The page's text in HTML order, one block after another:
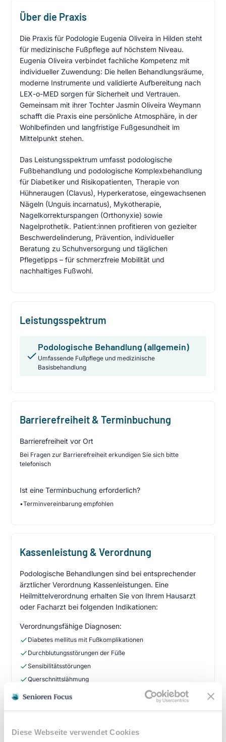
Diese Webseite verwendet Cookies
Über die Praxis
Die Praxis für Podologie Eugenia Oliveira in Hilden steht
für medizinische Fußpflege auf höchstem Niveau.
Eugenia Oliveira verbindet fachliche Kompetenz mit
individueller Zuwendung: Die hellen Behandlungsräume,
moderne Instrumente und validierte Aufbereitung nach
LEX-o-MED sorgen für Sicherheit und Vertrauen.
Gemeinsam mit ihrer Tochter Jasmin Oliveira Weymann
schafft die Praxis eine persönliche Atmosphäre, in der
Wohlbefinden und langfristige Fußgesundheit im
Mittelpunkt stehen.
Das Leistungsspektrum umfasst podologische
Fußbehandlung und podologische Komplexbehandlung
für Diabetiker und Risikopatienten, Therapie von
Hühneraugen (Clavus), Hyperkeratose, eingewachsenen
Nägeln (Unguis incarnatus), Mykotherapie,
Nagelkorrekturspangen (Orthonyxie) sowie
Nagelprothetik. Patient:innen profitieren von gezielter
Beschwerdelinderung, Prävention, individueller
Beratung zu Schuhversorgung und täglichen
Pflegetipps – für schmerzfreie Mobilität und
nachhaltiges Fußwohl.
Leistungsspektrum
Podologische Behandlung (allgemein)
Umfassende Fußpflege und medizinische
Basisbehandlung
Barrierefreiheit & Terminbuchung
Barrierefreiheit vor Ort
Bei Fragen zur Barrierefreiheit erkundigen Sie sich bitte
telefonisch
Ist eine Terminbuchung erforderlich?
•Terminvereinbarung empfohlen
Kassenleistung & Verordnung
Podologische Behandlungen sind bei entsprechender
ärztlicher Verordnung Kassenleistungen. Eine
Heilmittelverordnung erhalten Sie von Ihrem Hausarzt
oder Facharzt bei folgenden Indikationen:
Verordnungsfähige Diagnosen:
Diabetes mellitus mit Fußkomplikationen
Durchblutungsstörungen der Füße
Sensibilitätsstörungen
Querschnittslähmung
•Befreiung bei chronischen Erkrankungen möglich